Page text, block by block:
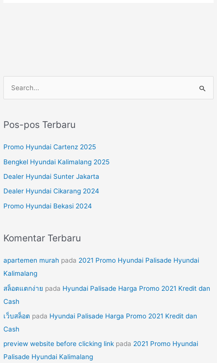
i
u
k
:
Pos-pos Terbaru
Promo Hyundai Cartenz 2025
Bengkel Hyundai Kalimalang 2025
Dealer Hyundai Sunter Jakarta
Dealer Hyundai Cikarang 2024
Promo Hyundai Bekasi 2024
Komentar Terbaru
apartemen murah pada 2021 Promo Hyundai Palisade Hyundai
Kalimalang
สล็อตแตกง่าย pada Hyundai Palisade Harga Promo 2021 Kredit dan
Cash
เว็บสล็อต pada Hyundai Palisade Harga Promo 2021 Kredit dan
Cash
preview website before clicking link pada 2021 Promo Hyundai
Palisade Hyundai Kalimalang